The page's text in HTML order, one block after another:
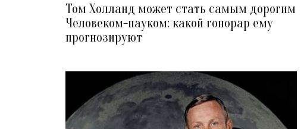
Том Холланд может стать самым дорогим
Человеком-пауком: какой гонорар ему
прогнозируют